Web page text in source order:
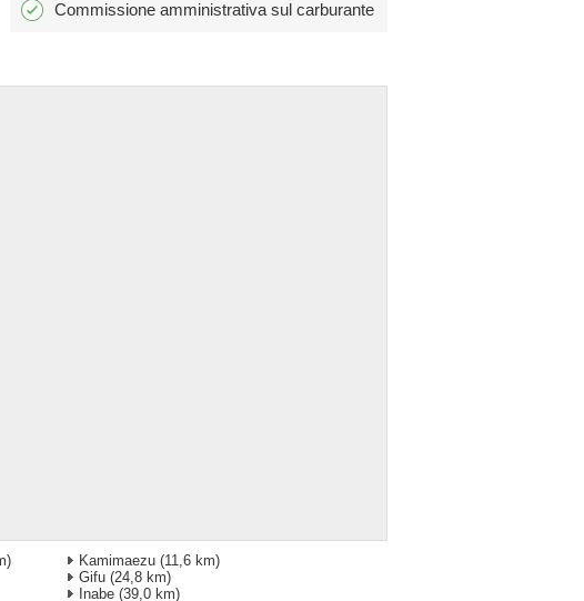
Commissione amministrativa sul carburante
Kamimaezu (11,6 km)
Gifu (24,8 km)
Inabe (39,0 km)